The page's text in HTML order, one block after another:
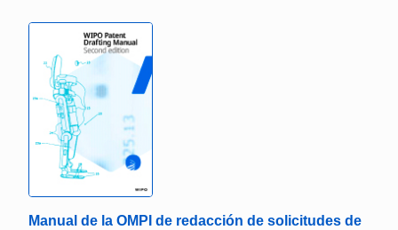
Manual de la OMPI de redacción de solicitudes de